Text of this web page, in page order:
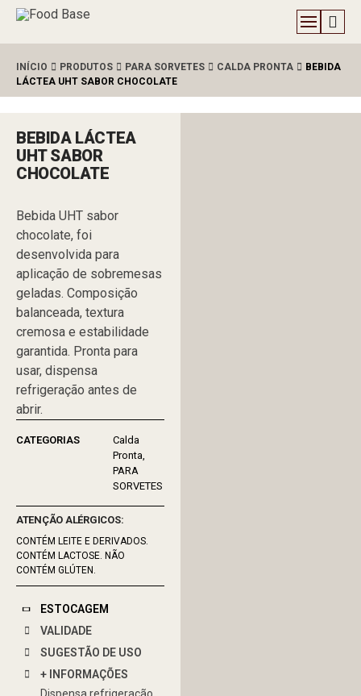
INÍCIO PRODUTOS PARA SORVETES CALDA PRONTA
BEBIDA
LÁCTEA UHT SABOR CHOCOLATE
BEBIDA LÁCTEA
UHT SABOR
CHOCOLATE
Bebida UHT sabor
chocolate, foi
desenvolvida para
aplicação de sobremesas
geladas. Composição
balanceada, textura
cremosa e estabilidade
garantida. Pronta para
usar, dispensa
refrigeração antes de
abrir.
Calda
Pronta
PARA
SORVETES
ATENÇÃO ALÉRGICOS:
CONTÉM LEITE E DERIVADOS.
CONTÉM LACTOSE. NÃO
CONTÉM GLÚTEN.
ESTOCAGEM
VALIDADE
SUGESTÃO DE USO
+ INFORMAÇÕES
Dispensa refrigeração